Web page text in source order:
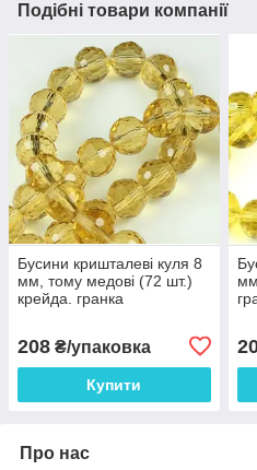
Подібні товари компанії
Бусини кришталеві куля 8
мм, тому медові (72 шт.)
крейда. гранка
208 ₴/упаковка
Купити
Про нас